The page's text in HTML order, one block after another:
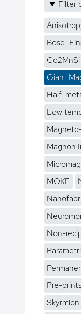
Filter
Co2MnSi
Giant
Half-
Low
Magnon
MOKE
Non-
Pre-
Skyrmion